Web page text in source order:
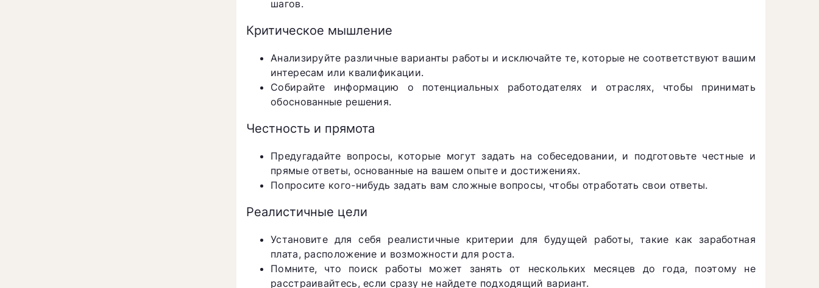
шагов.
Критическое мышление
Анализируйте различные варианты работы и исключайте те, которые не соответствуют вашим
интересам или квалификации.
Собирайте информацию о потенциальных работодателях и отраслях, чтобы принимать
обоснованные решения.
Честность и прямота
Предугадайте вопросы, которые могут задать на собеседовании, и подготовьте честные и
прямые ответы, основанные на вашем опыте и достижениях.
Попросите кого-нибудь задать вам сложные вопросы, чтобы отработать свои ответы.
Реалистичные цели
Установите для себя реалистичные критерии для будущей работы, такие как заработная
плата, расположение и возможности для роста.
Помните, что поиск работы может занять от нескольких месяцев до года, поэтому не
расстраивайтесь, если сразу не найдете подходящий вариант.